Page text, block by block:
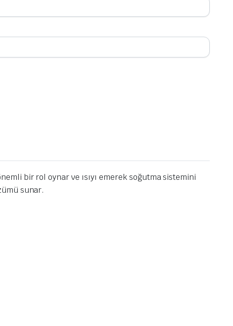
bir rol oynar ve ısıyı emerek soğutma sistemini
sunar.